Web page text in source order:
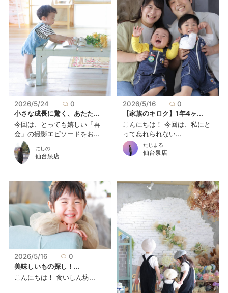
2026/5/24
0
小さな成長に驚く、あたた...
今回は、とっても嬉しい「再
会」の撮影エピソードをお...
にしの
仙台泉店
2026/5/16
0
【家族のキロク】1年4ヶ...
こんにちは！ 今回は、私にと
って忘れられない...
たじまる
仙台泉店
2026/5/16
0
美味しいもの探し！...
こんにちは！ 食いしん坊...